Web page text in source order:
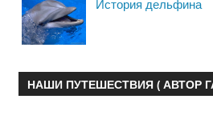
История дельфина
НАШИ ПУТЕШЕСТВИЯ ( АВТОР